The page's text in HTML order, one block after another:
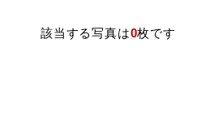
該当する写真は0枚です